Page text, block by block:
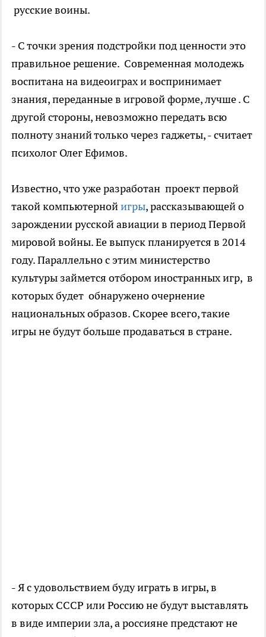
русские воины.
- С точки зрения подстройки под ценности это
правильное решение. Современная молодежь
воспитана на видеоиграх и воспринимает
знания, переданные в игровой форме, лучше . С
другой стороны, невозможно передать всю
полноту знаний только через гаджеты, - считает
психолог Олег Ефимов.
Известно, что уже разработан проект первой
такой компьютернойигры, рассказывающей о
зарождении русской авиации в период Первой
мировой войны. Ее выпуск планируется в 2014
году. Параллельно с этим министерство
культуры займется отбором иностранных игр, в
которых будет обнаружено очернение
национальных образов. Скорее всего, такие
игры не будут больше продаваться в стране.
- Я с удовольствием буду играть в игры, в
которых СССР или Россию не будут выставлять
в виде империи зла, а россияне предстают не